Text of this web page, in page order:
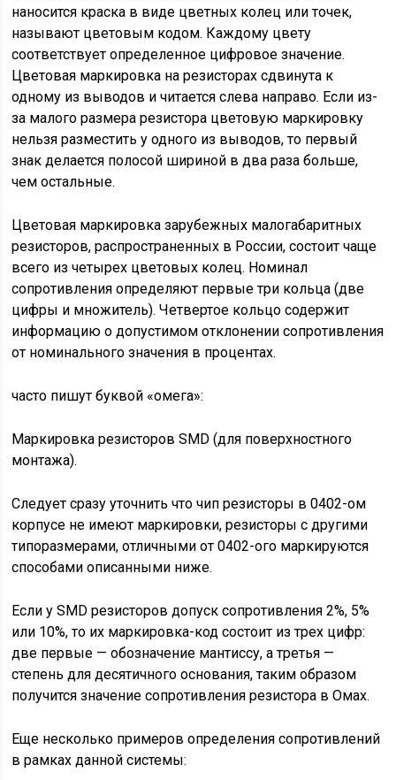
наносится краска в виде цветных колец или точек,
называют цветовым кодом. Каждому цвету
соответствует определенное цифровое значение.
Цветовая маркировка на резисторах сдвинута к
одному из выводов и читается слева направо. Если из-
за малого размера резистора цветовую маркировку
нельзя разместить у одного из выводов, то первый
знак делается полосой шириной в два раза больше,
чем остальные.
Цветовая маркировка зарубежных малогабаритных
резисторов, распространенных в России, состоит чаще
всего из четырех цветовых колец. Номинал
сопротивления определяют первые три кольца (две
цифры и множитель). Четвертое кольцо содержит
информацию о допустимом отклонении сопротивления
от номинального значения в процентах.
часто пишут буквой «омега»:
Маркировка резисторов SMD (для поверхностного
монтажа).
Следует сразу уточнить что чип резисторы в 0402-ом
корпусе не имеют маркировки, резисторы с другими
типоразмерами, отличными от 0402-ого маркируются
способами описанными ниже.
Если у SMD резисторов допуск сопротивления 2%, 5%
или 10%, то их маркировка-код состоит из трех цифр:
две первые — обозначение мантиссу, а третья —
степень для десятичного основания, таким образом
получится значение сопротивления резистора в Омах.
Еще несколько примеров определения сопротивлений
в рамках данной системы: